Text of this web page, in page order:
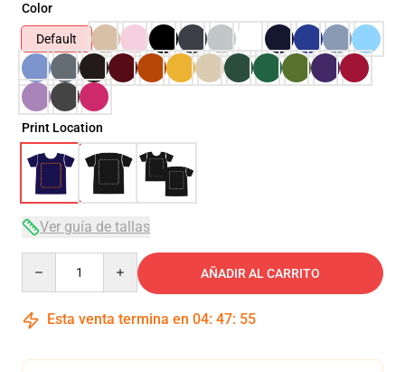
Color
Default
Print Location
Ver guía de tallas
AÑADIR AL CARRITO
Esta venta termina en 04: 47: 54